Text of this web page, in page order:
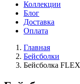
Коллекции
Блог
Доставка
Оплата
Главная
Бейсболки
Бейсболка